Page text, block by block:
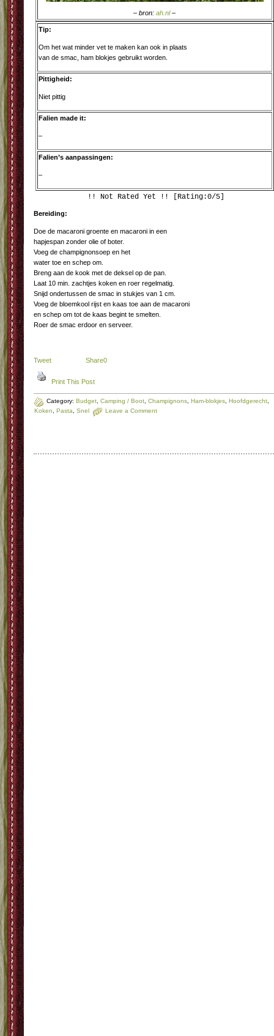
– bron:ah.nl–
Tip:
Om het wat minder vet te maken kan ook in plaats
van de smac, ham blokjes gebruikt worden.
Pittigheid:
Niet pittig
Falien made it:
–
Falien’s aanpassingen:
–
!! Not Rated Yet !! [Rating:0/5]
Bereiding:
Doe de macaroni groente en macaroni in een
hapjespan zonder olie of boter.
Voeg de champignonsoep en het
water toe en schep om.
Breng aan de kook met de deksel op de pan.
Laat 10 min. zachtjes koken en roer regelmatig.
Snijd ondertussen de smac in stukjes van 1 cm.
Voeg de bloemkool rijst en kaas toe aan de macaroni
en schep om tot de kaas begint te smelten.
Roer de smac erdoor en serveer.
Tweet Share0
Print This Post
Category: Budget Camping / Boot Champignons Ham-blokjes Hoofdgerecht
Koken
Pasta Snel Leave a Comment